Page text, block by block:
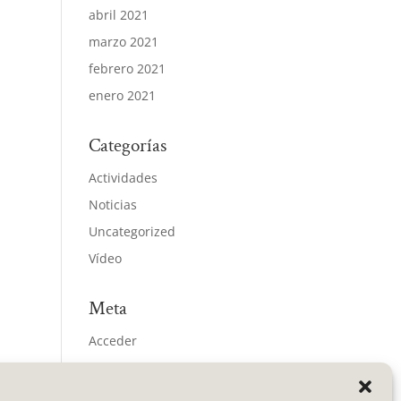
abril 2021
marzo 2021
febrero 2021
enero 2021
Categorías
Actividades
Noticias
Uncategorized
Vídeo
Meta
Acceder
Feed de entradas